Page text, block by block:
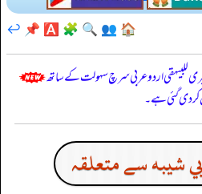
🏠
👥
🔍
🧩
🅰️
📌
↩️
للبيهقي اردو عربی سرچ سہولت کے ساتھ
دی گئی ہے۔
شيبه سے متعلقہ